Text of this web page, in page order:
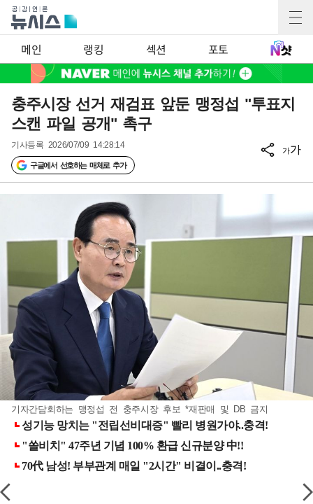
메인 랭킹 섹션 포토
충주시장 선거 재검표 앞둔 맹정섭 "투표지
스캔 파일 공개" 촉구
기사등록 2026/07/09 14:28:14
구글에서 선호하는 매체로 추가
가가
기자간담회하는 맹정섭 전 충주시장 후보 *재판매 및 DB 금지